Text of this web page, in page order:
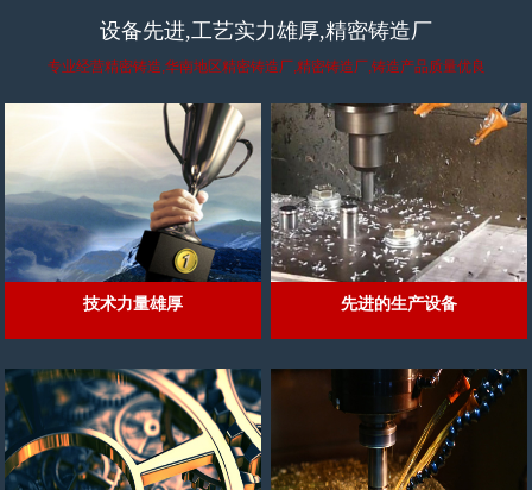
设备先进,工艺实力雄厚,精密铸造厂
专业经营精密铸造,华南地区精密铸造厂,精密铸造厂,铸造产品质量优良
技术力量雄厚 先进的生产设备